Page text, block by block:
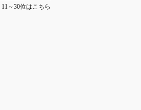
11～30位はこちら